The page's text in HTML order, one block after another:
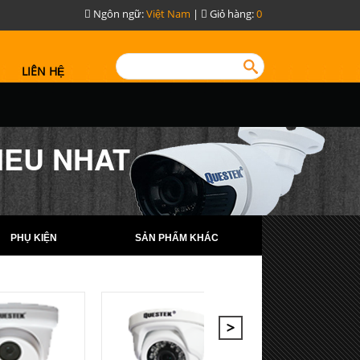
Ngôn ngữ:Việt Nam | Giỏ hàng:0
LIÊN HỆ
NHAT
PHỤ KIỆN SẢN PHẨM KHÁC